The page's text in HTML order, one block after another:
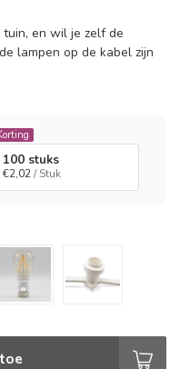
en wil je zelf de
lampen op de kabel zijn
100 stuks
€2,02/ Stuk